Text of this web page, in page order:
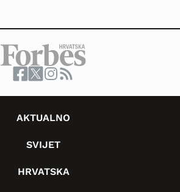
AKTUALNO
SVIJET
HRVATSKA